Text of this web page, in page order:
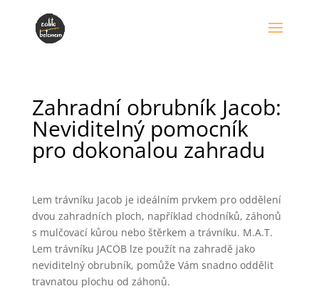
Zahradní obrubník Jacob:
Neviditelný pomocník
pro dokonalou zahradu
Lem trávníku Jacob je ideálním prvkem pro oddělení
dvou zahradních ploch, například chodníků, záhonů
s mulčovací kůrou nebo štěrkem a trávníku. M.A.T.
Lem trávníku JACOB lze použít na zahradě jako
neviditelný obrubník, pomůže Vám snadno oddělit
travnatou plochu od záhonů.